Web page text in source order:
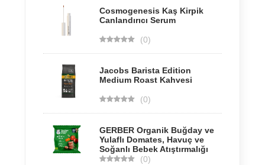
Cosmogenesis Kaş Kirpik
Canlandırıcı Serum
(0)
Jacobs Barista Edition
Medium Roast Kahvesi
(0)
GERBER Organik Buğday ve
Yulaflı Domates, Havuç ve
Soğanlı Bebek Atıştırmalığı
(0)